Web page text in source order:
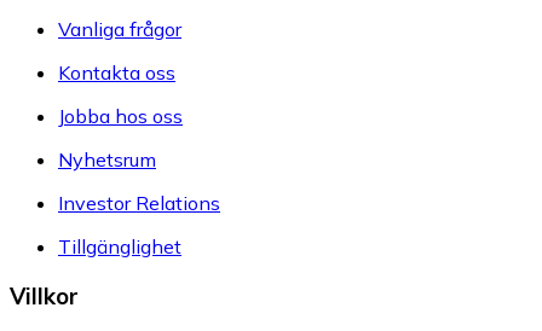
Vanliga frågor
Kontakta oss
Jobba hos oss
Nyhetsrum
Investor Relations
Tillgänglighet
Villkor